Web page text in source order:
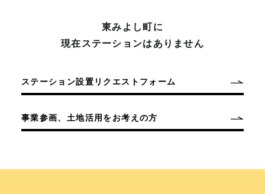
東みよし町に
現在ステーションはありません
ステーション設置リクエストフォーム
事業参画、土地活用をお考えの方